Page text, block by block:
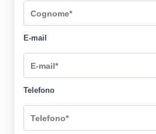
E-mail
Telefono